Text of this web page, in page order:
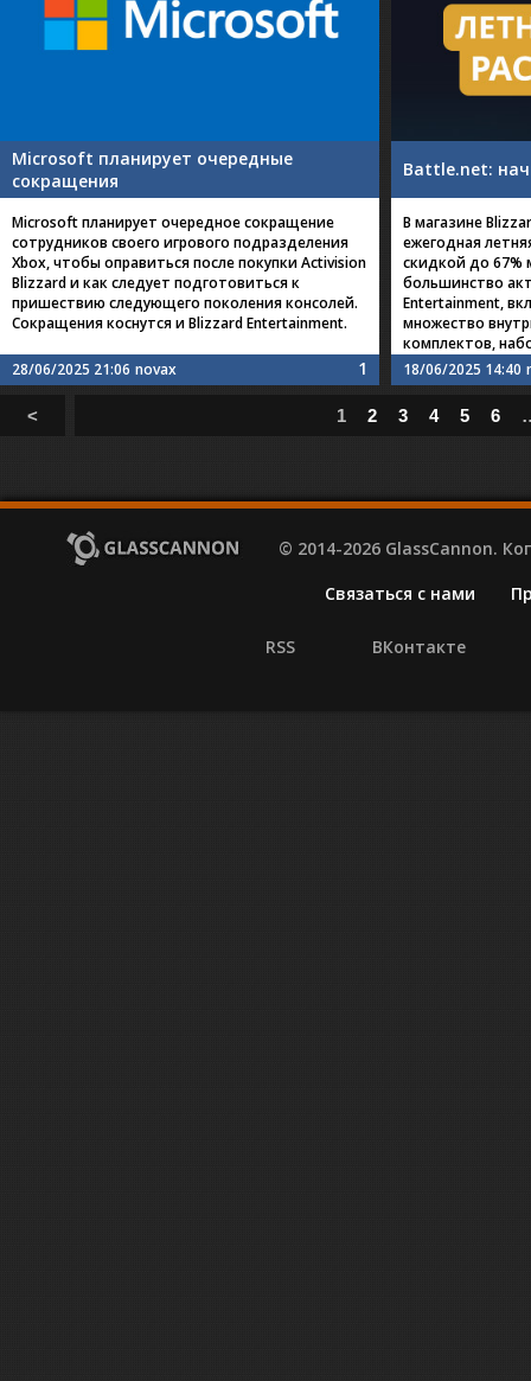
Microsoft планирует очередные
сокращения
Microsoft планирует очередное сокращение
сотрудников своего игрового подразделения
Xbox, чтобы оправиться после покупки Activision
Blizzard и как следует подготовиться к
пришествию следующего поколения консолей.
Сокращения коснутся и Blizzard Entertainment.
28/06/2025 21:06 novax 1
Battle.net:
В магазине
ежегодная
скидкой до 67%
большинство
Entertainment,
множество
комплектов,
18/06/2025 14:40
< 1 2 3 4 5 6
© 2014-2026 GlassCannon.
Связаться с нами
RSS ВКонтакте